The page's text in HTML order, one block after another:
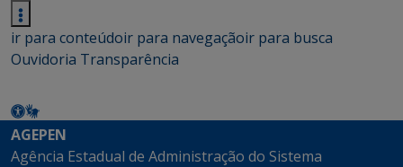
ir para conteúdoir para navegaçãoir para busca
Ouvidoria Transparência
AGEPEN
Agência Estadual de Administração do Sistema